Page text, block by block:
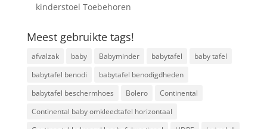
kinderstoel Toebehoren
Meest gebruikte tags!
afvalzak baby Babyminder babytafel
baby tafel
babytafel benodi
babytafel benodigdheden
babytafel beschermhoes
Bolero
Continental
Continental baby omkleedtafel horizontaal